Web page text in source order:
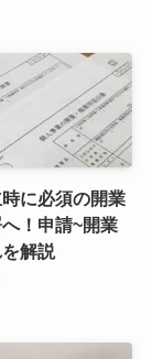
に必須の開業
！申請~開業
解説